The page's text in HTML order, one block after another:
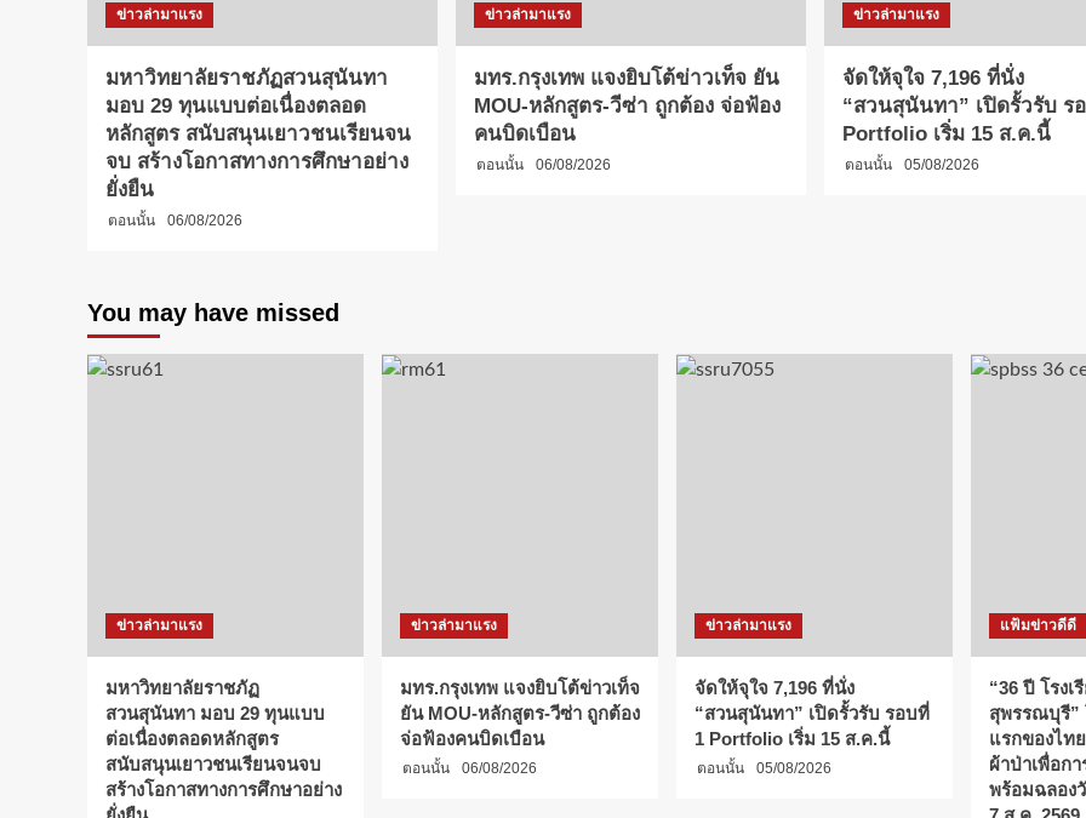
ข่าวล่ามาแรง
มหาวิทยาลัยราชภัฏสวนสุนันทา
มอบ 29 ทุนแบบต่อเนื่องตลอด
หลักสูตร สนับสนุนเยาวชนเรียนจน
จบ สร้างโอกาสทางการศึกษาอย่าง
ยั่งยืน
ตอนนั้น 06/08/2026
ข่าวล่ามาแรง
มทร.กรุงเทพ แจงยิบโต้ข่าวเท็จ ยัน
MOU-หลักสูตร-วีซ่า ถูกต้อง จ่อฟ้อง
คนบิดเบือน
ตอนนั้น 06/08/2026
ข่าวล่ามาแรง
จัดให้จุใจ 7,196 ที่นั่ง
“สวนสุนันทา” เปิดรั้วรับ ร
Portfolio เริ่ม 15 ส.ค.นี้
ตอนนั้น 05/08/2026
You may have missed
ข่าวล่ามาแรง
มหาวิทยาลัยราชภัฏ
สวนสุนันทา มอบ 29 ทุนแบบ
ต่อเนื่องตลอดหลักสูตร
สนับสนุนเยาวชนเรียนจนจบ
สร้างโอกาสทางการศึกษาอย่าง
ข่าวล่ามาแรง
มทร.กรุงเทพ แจงยิบโต้ข่าวเท็จ
ยัน MOU-หลักสูตร-วีซ่า ถูกต้อง
จ่อฟ้องคนบิดเบือน
ตอนนั้น 06/08/2026
ข่าวล่ามาแรง
จัดให้จุใจ 7,196 ที่นั่ง
“สวนสุนันทา” เปิดรั้วรับ รอบที่
1 Portfolio เริ่ม 15 ส.ค.นี้
ตอนนั้น 05/08/2026
แฟ้มข่าวดีดี
“36 ปี โรง
สุพรรณบุรี”
แรกของไท
ผ้าป่าเพื่อก
พร้อมฉลอง